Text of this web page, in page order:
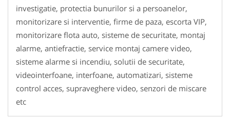
investigatie, protectia bunurilor si a persoanelor,
monitorizare si interventie, firme de paza, escorta VIP,
monitorizare flota auto, sisteme de securitate, montaj
alarme, antiefractie, service montaj camere video,
sisteme alarme si incendiu, solutii de securitate,
videointerfoane, interfoane, automatizari, sisteme
control acces, supraveghere video, senzori de miscare
etc